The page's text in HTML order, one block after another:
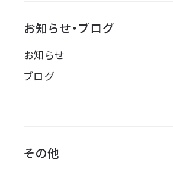
お知らせ・ブログ
お知らせ
ブログ
その他